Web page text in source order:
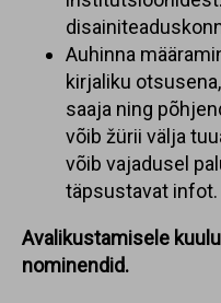
Auhinna
kirjaliku
saaja ning
võib žürii välja
võib vajadusel
täpsustavat infot.
Avalikustamisele
nominendid.